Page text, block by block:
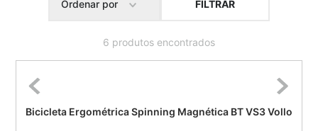
Ordenar por FILTRAR
6 produtos
Bicicleta Ergométrica Spinning Magnética BT VS3 Vollo